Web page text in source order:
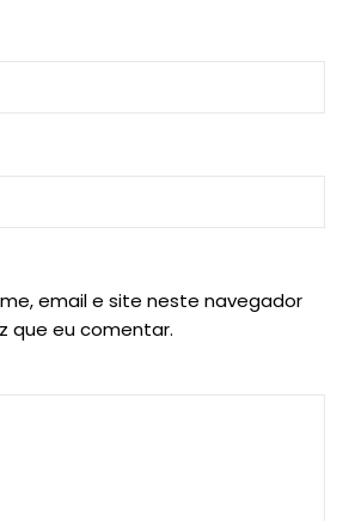
email e site neste navegador
que eu comentar.